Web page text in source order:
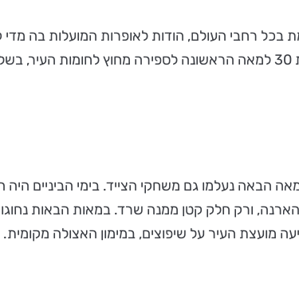
בכל רחבי העולם, הודות לאופרות המועלות בה
האמפיתיאטרון השלישי בגודלו בעולם. הארנה נבנתה על ידי הרומאים בשנת 30
ובמאה הבאה נעלמו גם משחקי הצייד. בימי
של שנת 1117 קרסה כמעט כל עטרת הארנה, ורק חלק קטן ממנה שרד.